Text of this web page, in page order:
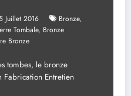
Juillet 2016 Bronze,
Tombale, Bronze
Bronze
tombes, le bronze
Entretien